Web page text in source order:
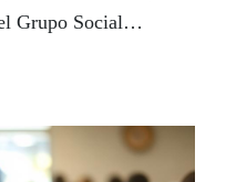
Grupo Social
de
en marcha el